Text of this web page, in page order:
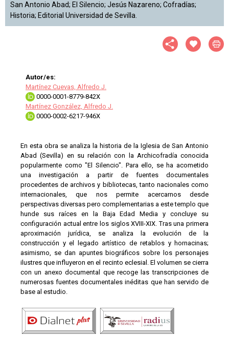
San Antonio Abad; El Silencio; Jesús Nazareno; Cofradías;
Historia; Editorial Universidad de Sevilla.
Autor/es:
Martínez Cuevas, Alfredo J.
0000-0001-8779-842X
Martínez González, Alfredo J.
0000-0002-6217-946X
En esta obra se analiza la historia de la Iglesia de San Antonio
Abad (Sevilla) en su relación con la Archicofradía conocida
popularmente como "El Silencio". Para ello, se ha acometido
una investigación a partir de fuentes documentales
procedentes de archivos y bibliotecas, tanto nacionales como
internacionales, que nos permite acercarnos desde
perspectivas diversas pero complementarias a este templo que
hunde sus raíces en la Baja Edad Media y concluye su
configuración actual entre los siglos XVIII-XIX. Tras una primera
aproximación jurídica, se analiza la evolución de la
construcción y el legado artístico de retablos y hornacinas;
asimismo, se dan apuntes biográficos sobre los personajes
ilustres que influyeron en el recinto eclesial. El volumen se cierra
con un anexo documental que recoge las transcripciones de
numerosas fuentes documentales inéditas que han servido de
base al estudio.